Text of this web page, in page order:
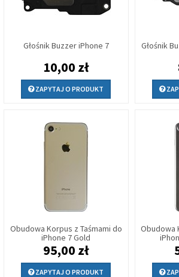
Głośnik Buzzer iPhone 7
10,00 zł
ZAPYTAJ O PRODUKT
Głośnik
Obudowa Korpus z Taśmami do
iPhone 7 Gold
95,00 zł
ZAPYTAJ O PRODUKT
Obudowa